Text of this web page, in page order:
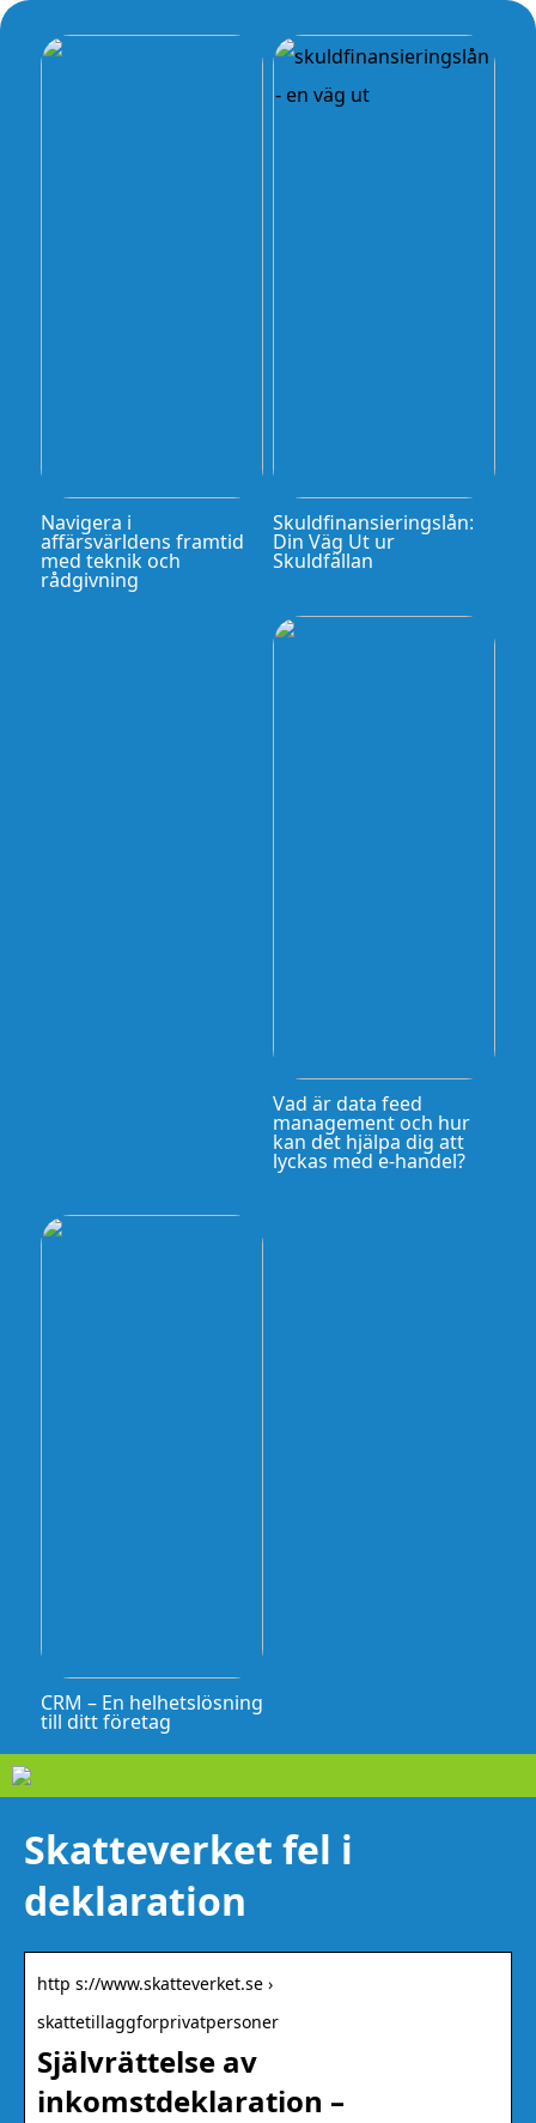
Navigera i
affärsvärldens framtid
med teknik och
rådgivning
Skuldfinansieringslån:
Din Väg Ut ur
Skuldfällan
Vad är data feed
management och hur
kan det hjälpa dig att
lyckas med e-handel?
CRM – En helhetslösning
till ditt företag
Skatteverket fel i
deklaration
http s://www.skatteverket.se ›
skattetillaggforprivatpersoner
Självrättelse av
inkomstdeklaration –